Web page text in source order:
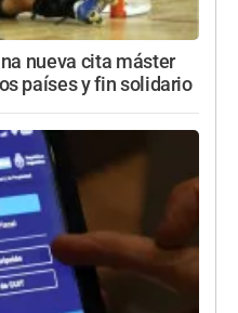
nueva cita máster
países y fin solidario